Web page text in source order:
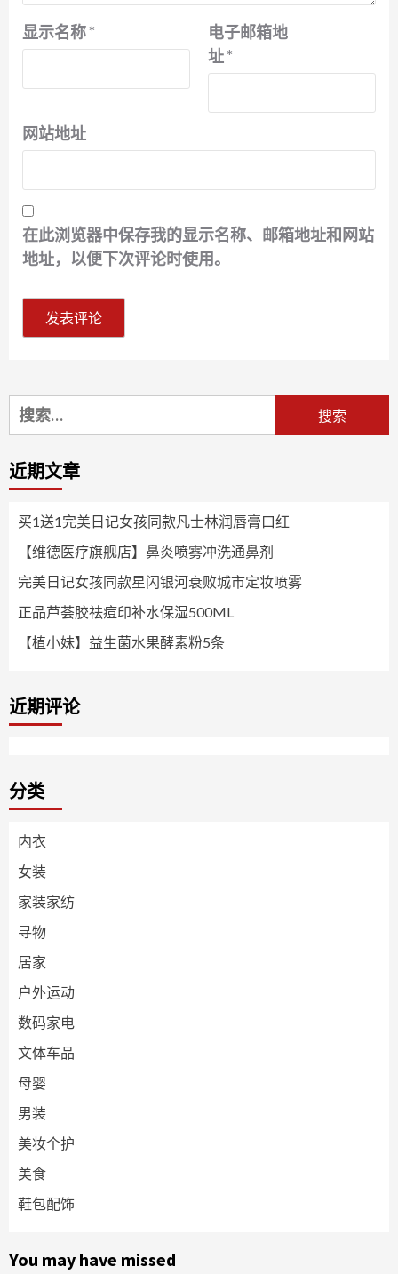
显示名称*
电子邮箱地
址*
网站地址
在此浏览器中保存我的显示名称、邮箱地址和网站
地址，以便下次评论时使用。
搜
索：
近期文章
买1送1完美日记女孩同款凡士林润唇膏口红
【维德医疗旗舰店】鼻炎喷雾冲洗通鼻剂
完美日记女孩同款星闪银河衰败城市定妆喷雾
正品芦荟胶祛痘印补水保湿500ML
【植小妹】益生菌水果酵素粉5条
近期评论
分类
内衣
女装
家装家纺
寻物
居家
户外运动
数码家电
文体车品
母婴
男装
美妆个护
美食
鞋包配饰
You may have missed